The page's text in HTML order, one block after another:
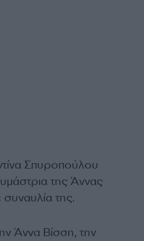
Σπυροπούλου
της Άννας
συναυλία της.
Άννα Βίσση, την